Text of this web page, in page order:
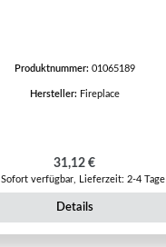
Produktnummer: 01065189
Hersteller: Fireplace
Regulärer Preis:
31,12 €
Sofort verfügbar, Lieferzeit: 2-4 Tage
Details